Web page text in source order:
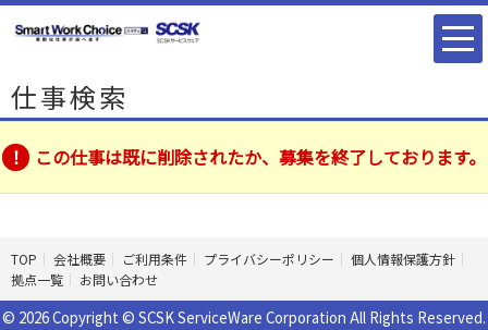
仕事検索
この仕事は既に削除されたか、募集を終了しております。
TOP 会社概要 ご利用条件 プライバシーポリシー
個人情報保護方針
拠点一覧
お問い合わせ
© 2026 Copyright © SCSK ServiceWare Corporation All Rights Reserved.